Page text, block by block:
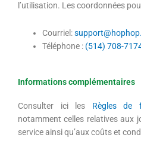
l’utilisation. Les coordonnées
Courriel:
Téléphone : (514) 708-
Informations complémentaires
Consulter ici les Règles de
notamment celles relatives aux
service ainsi qu’aux coûts et